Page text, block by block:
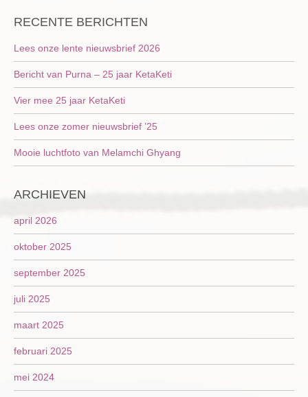
RECENTE BERICHTEN
Lees onze lente nieuwsbrief 2026
Bericht van Purna – 25 jaar KetaKeti
Vier mee 25 jaar KetaKeti
Lees onze zomer nieuwsbrief ’25
Mooie luchtfoto van Melamchi Ghyang
ARCHIEVEN
april 2026
oktober 2025
september 2025
juli 2025
maart 2025
februari 2025
mei 2024